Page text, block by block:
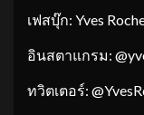
เฟสบุ๊ก: Yves
อินสตาแกรม:
ทวิตเตอร์: